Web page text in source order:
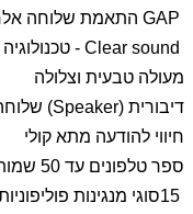
GAP התאמת שלוחה
Clear sound
-
מעולה טבעית וצלולה
דיבורית (Speaker)
חיווי להודעה מתא קולי
ספר טלפונים עד 50 שמות ומספרים
15סוגי מנגינות